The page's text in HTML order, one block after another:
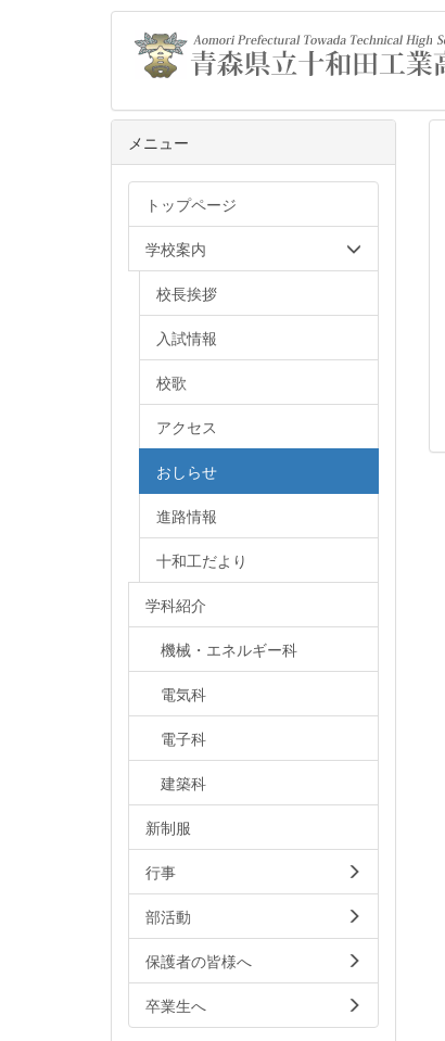
メニュー
トップページ
学校案内
校長挨拶
入試情報
校歌
アクセス
おしらせ
進路情報
十和工だより
学科紹介
機械・エネルギー科
電気科
電子科
建築科
新制服
行事
部活動
保護者の皆様へ
卒業生へ